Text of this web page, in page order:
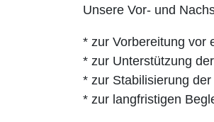
Unsere Vor- und
* zur Vorbereitung vor
* zur Unterstützung
* zur Stabilisierung
* zur langfristigen